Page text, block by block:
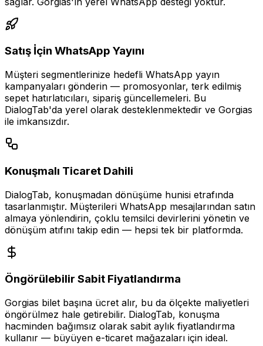
Satış İçin WhatsApp Yayını
Müşteri segmentlerinize hedefli WhatsApp yayın
kampanyaları gönderin — promosyonlar, terk edilmiş
sepet hatırlatıcıları, sipariş güncellemeleri. Bu
DialogTab'da yerel olarak desteklenmektedir ve Gorgias
ile imkansızdır.
Konuşmalı Ticaret Dahili
DialogTab, konuşmadan dönüşüme hunisi etrafında
tasarlanmıştır. Müşterileri WhatsApp mesajlarından satın
almaya yönlendirin, çoklu temsilci devirlerini yönetin ve
dönüşüm atıfını takip edin — hepsi tek bir platformda.
Öngörülebilir Sabit Fiyatlandırma
Gorgias bilet başına ücret alır, bu da ölçekte maliyetleri
öngörülmez hale getirebilir. DialogTab, konuşma
hacminden bağımsız olarak sabit aylık fiyatlandırma
kullanır — büyüyen e-ticaret mağazaları için ideal.